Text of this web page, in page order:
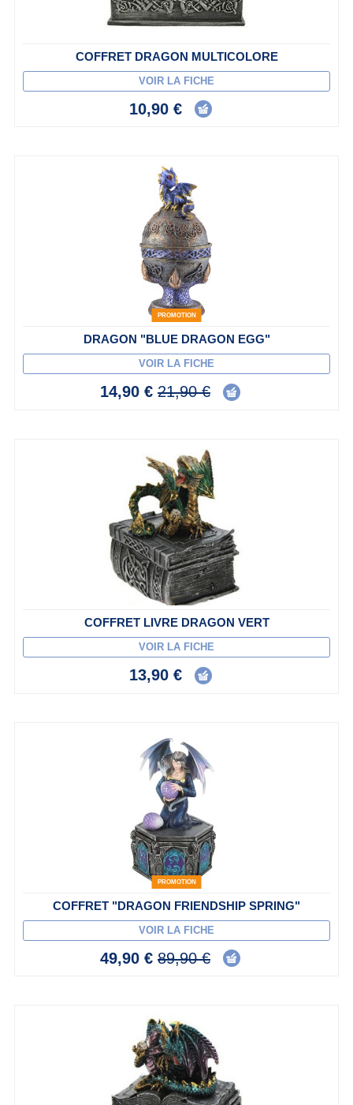
COFFRET DRAGON MULTICOLORE
VOIR LA FICHE
10,90 €
PROMOTION
DRAGON "BLUE DRAGON EGG"
VOIR LA FICHE
14,90 € 21,90 €
COFFRET LIVRE DRAGON VERT
VOIR LA FICHE
13,90 €
PROMOTION
COFFRET "DRAGON FRIENDSHIP SPRING"
VOIR LA FICHE
49,90 € 89,90 €